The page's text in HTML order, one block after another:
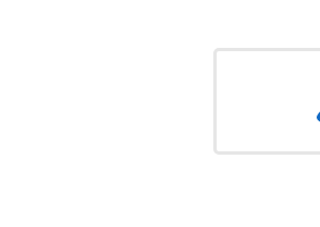
リクラフィ